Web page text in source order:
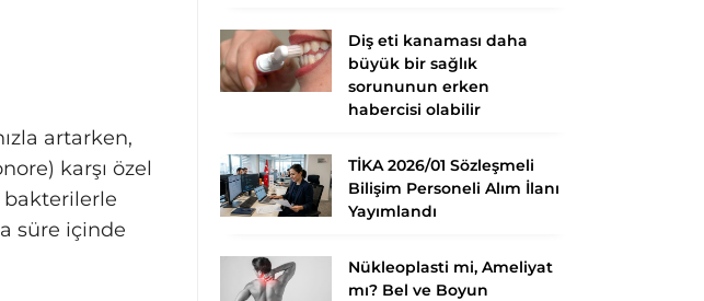
artarken,
karşı özel
süre içinde
Diş eti kanaması daha
büyük bir sağlık
sorununun erken
habercisi olabilir
TİKA 2026/01 Sözleşmeli
Bilişim Personeli Alım İlanı
Yayımlandı
Nükleoplasti mi, Ameliyat
mı? Bel ve Boyun